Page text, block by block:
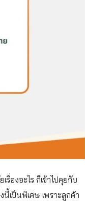
รื่องอะไร ก็เข้าไปคุยกับ
เป็นพิเศษ เพราะลูกค้า